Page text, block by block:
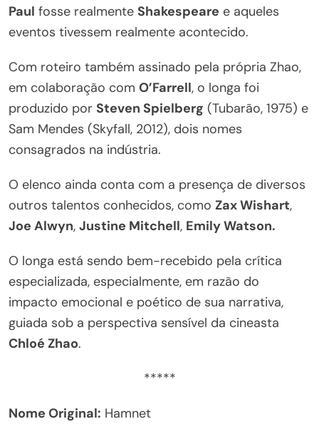
Paul fosse realmente Shakespeare e aqueles
eventos tivessem realmente acontecido.
Com roteiro também assinado pela própria Zhao,
em colaboração com O’Farrell, o longa foi
produzido por Steven Spielberg (Tubarão, 1975) e
Sam Mendes (Skyfall, 2012), dois nomes
consagrados na indústria.
O elenco ainda conta com a presença de diversos
outros talentos conhecidos, como Zax Wishart,
Joe Alwyn, Justine Mitchell, Emily Watson.
O longa está sendo bem-recebido pela crítica
especializada, especialmente, em razão do
impacto emocional e poético de sua narrativa,
guiada sob a perspectiva sensível da cineasta
Chloé Zhao.
*****
Nome Original: Hamnet